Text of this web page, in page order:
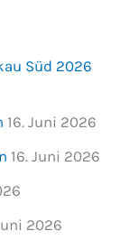
Süd 2026
16. Juni 2026
16. Juni 2026
2026